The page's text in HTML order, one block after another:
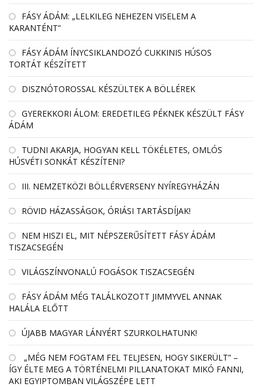
FÁSY ÁDÁM: „LELKILEG NEHEZEN VISELEM A
KARANTÉNT”
FÁSY ÁDÁM ÍNYCSIKLANDOZÓ CUKKINIS HÚSOS
TORTÁT KÉSZÍTETT
DISZNÓTOROSSAL KÉSZÜLTEK A BÖLLÉREK
GYEREKKORI ÁLOM: EREDETILEG PÉKNEK KÉSZÜLT FÁSY
ÁDÁM
TUDNI AKARJA, HOGYAN KELL TÖKÉLETES, OMLÓS
HÚSVÉTI SONKÁT KÉSZÍTENI?
III. NEMZETKÖZI BÖLLÉRVERSENY NYÍREGYHÁZÁN
RÖVID HÁZASSÁGOK, ÓRIÁSI TARTÁSDÍJAK!
NEM HISZI EL, MIT NÉPSZERŰSÍTETT FÁSY ÁDÁM
TISZACSEGÉN
VILÁGSZÍNVONALÚ FOGÁSOK TISZACSEGÉN
FÁSY ÁDÁM MÉG TALÁLKOZOTT JIMMYVEL ANNAK
HALÁLA ELŐTT
ÚJABB MAGYAR LÁNYÉRT SZURKOLHATUNK!
„MÉG NEM FOGTAM FEL TELJESEN, HOGY SIKERÜLT” –
ÍGY ÉLTE MEG A TÖRTÉNELMI PILLANATOKAT MIKÓ FANNI,
AKI EGYIPTOMBAN VILÁGSZÉPE LETT